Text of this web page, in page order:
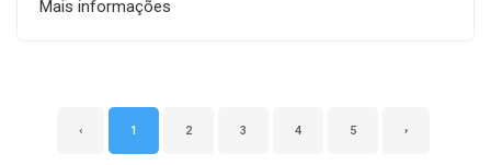
Mais informações
‹ 1 2 3 4 5 ›